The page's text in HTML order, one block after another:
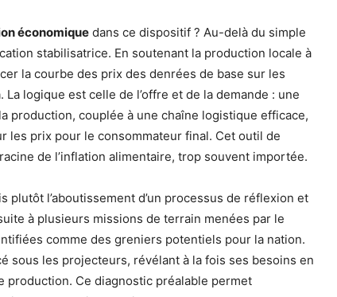
économique dans ce dispositif ? Au-delà du simple
stabilisatrice. En soutenant la production locale à
la courbe des prix des denrées de base sur les
logique est celle de l’offre et de la demande : une
production, couplée à une chaîne logistique efficace,
les prix pour le consommateur final. Cet outil de
de l’inflation alimentaire, trop souvent importée.
plutôt l’aboutissement d’un processus de réflexion et
à plusieurs missions de terrain menées par le
comme des greniers potentiels pour la nation.
sous les projecteurs, révélant à la fois ses besoins en
production. Ce diagnostic préalable permet